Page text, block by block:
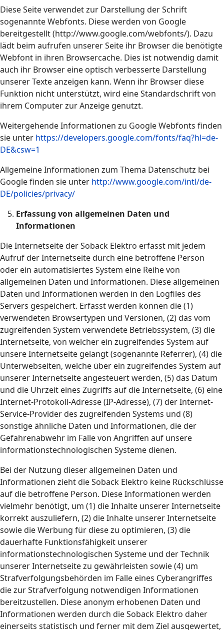
Diese Seite verwendet zur Darstellung der Schrift
sogenannte Webfonts. Diese werden von Google
bereitgestellt (http://www.google.com/webfonts/). Dazu
lädt beim aufrufen unserer Seite ihr Browser die benötigte
Webfont in ihren Browsercache. Dies ist notwendig damit
auch ihr Browser eine optisch verbesserte Darstellung
unserer Texte anzeigen kann. Wenn ihr Browser diese
Funktion nicht unterstützt, wird eine Standardschrift von
ihrem Computer zur Anzeige genutzt.
Weitergehende Informationen zu Google Webfonts finden
sie unter https://developers.google.com/fonts/faq?hl=de-
DE&csw=1
Allgemeine Informationen zum Thema Datenschutz bei
Google finden sie unter http://www.google.com/intl/de-
DE/policies/privacy/
Erfassung von allgemeinen Daten und
Informationen
Die Internetseite der Soback Elektro erfasst mit jedem
Aufruf der Internetseite durch eine betroffene Person
oder ein automatisiertes System eine Reihe von
allgemeinen Daten und Informationen. Diese allgemeinen
Daten und Informationen werden in den Logfiles des
Servers gespeichert. Erfasst werden können die (1)
verwendeten Browsertypen und Versionen, (2) das vom
zugreifenden System verwendete Betriebssystem, (3) die
Internetseite, von welcher ein zugreifendes System auf
unsere Internetseite gelangt (sogenannte Referrer), (4) die
Unterwebseiten, welche über ein zugreifendes System auf
unserer Internetseite angesteuert werden, (5) das Datum
und die Uhrzeit eines Zugriffs auf die Internetseite, (6) eine
Internet-Protokoll-Adresse (IP-Adresse), (7) der Internet-
Service-Provider des zugreifenden Systems und (8)
sonstige ähnliche Daten und Informationen, die der
Gefahrenabwehr im Falle von Angriffen auf unsere
informationstechnologischen Systeme dienen.
Bei der Nutzung dieser allgemeinen Daten und
Informationen zieht die Soback Elektro keine Rückschlüsse
auf die betroffene Person. Diese Informationen werden
vielmehr benötigt, um (1) die Inhalte unserer Internetseite
korrekt auszuliefern, (2) die Inhalte unserer Internetseite
sowie die Werbung für diese zu optimieren, (3) die
dauerhafte Funktionsfähigkeit unserer
informationstechnologischen Systeme und der Technik
unserer Internetseite zu gewährleisten sowie (4) um
Strafverfolgungsbehörden im Falle eines Cyberangriffes
die zur Strafverfolgung notwendigen Informationen
bereitzustellen. Diese anonym erhobenen Daten und
Informationen werden durch die Soback Elektro daher
einerseits statistisch und ferner mit dem Ziel ausgewertet,